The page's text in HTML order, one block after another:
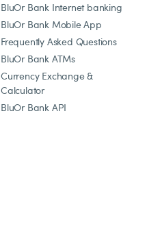
BluOr Bank Internet banking
BluOr Bank Mobile App
Frequently Asked Questions
BluOr Bank ATMs
Currency Exchange &
Calculator
BluOr Bank API